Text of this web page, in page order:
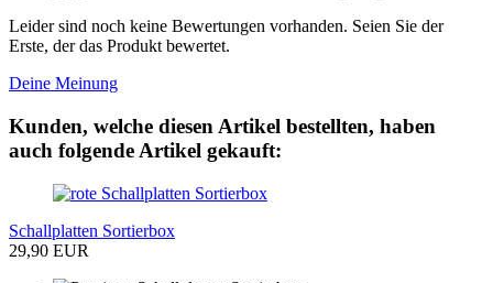
Leider sind noch keine Bewertungen vorhanden. Seien Sie der
Erste, der das Produkt bewertet.
Deine Meinung
Kunden, welche diesen Artikel bestellten, haben
auch folgende Artikel gekauft:
Schallplatten Sortierbox
29,90 EUR